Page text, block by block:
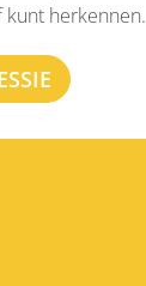
kunt herkennen.